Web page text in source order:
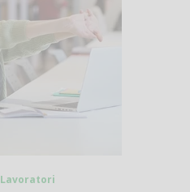
Lavoratori